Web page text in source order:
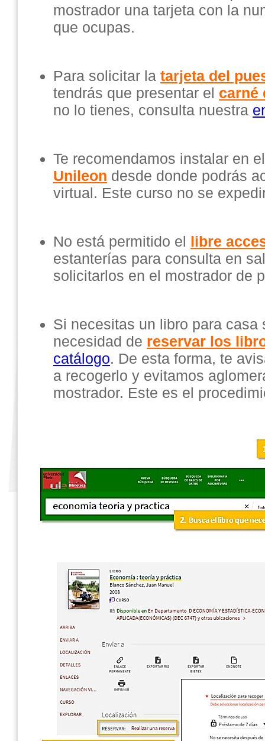
mostrador una tarjeta con la
que ocupas.
Para solicitar la tarjeta del
tendrás que presentar el carné
no lo tienes, consulta nuestra
Te recomendamos instalar en
Unileon desde donde podrás
virtual. Este curso no se
No está permitido el libre
estanterías para consulta en
solicitarlos en el mostrador de
Si necesitas un libro para casa
necesidad de reservar los
catálogo. De esta forma, te
a recogerlo y evitamos
mostrador. Este es el